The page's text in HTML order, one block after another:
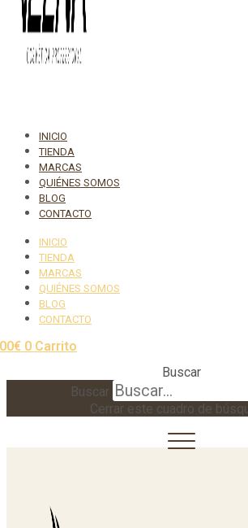
INICIO
TIENDA
MARCAS
QUIÉNES SOMOS
BLOG
CONTACTO
INICIO
TIENDA
MARCAS
QUIÉNES SOMOS
BLOG
CONTACTO
€ 0 Carrito
Buscar
Buscar
Cerrar este cuadro de